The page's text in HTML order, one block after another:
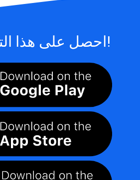
احصل على هذا التطبيق الآن!